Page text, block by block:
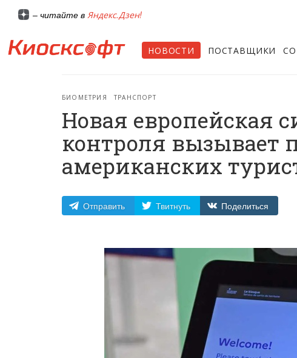
– читайте в Яндекс.Дзен!
НОВОСТИ ПОСТАВЩИКИ
БИОМЕТРИЯ ТРАНСПОРТ
Новая европейская
контроля вызывает
американских
Отправить Твитнуть Поделиться